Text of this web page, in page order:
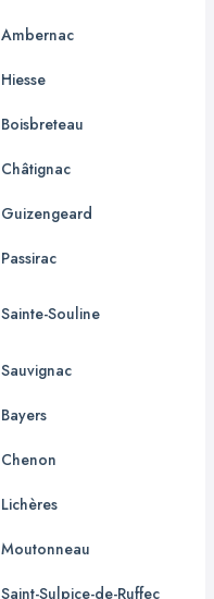
Ambernac
Hiesse
Boisbreteau
Châtignac
Guizengeard
Passirac
Sainte-Souline
Sauvignac
Bayers
Chenon
Lichères
Moutonneau
Saint-Sulpice-de-Ruffec